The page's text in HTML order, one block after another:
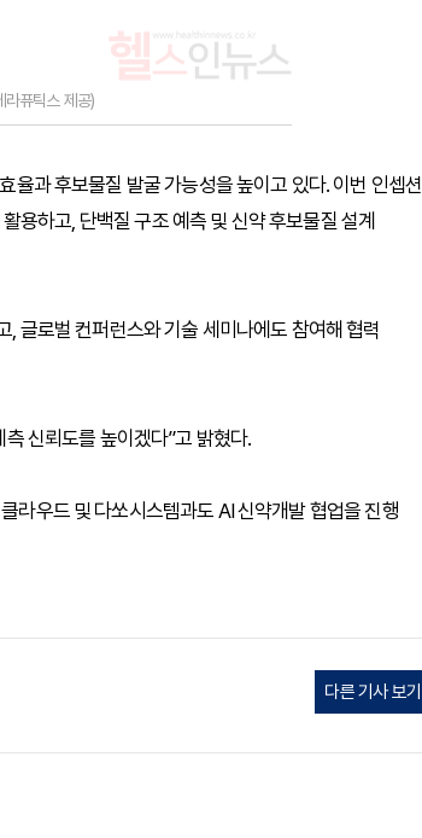
라퓨틱스 제공)
율과 후보물질 발굴 가능성을 높이고 있다. 이번 인셉션
용하고, 단백질 구조 예측 및 신약 후보물질 설계
글로벌 컨퍼런스와 기술 세미나에도 참여해 협력
신뢰도를 높이겠다”고 밝혔다.
라우드 및 다쏘시스템과도 AI 신약개발 협업을 진행
다른 기사 보기